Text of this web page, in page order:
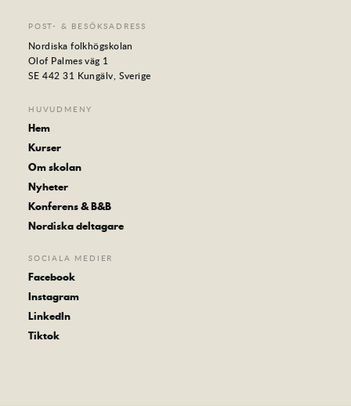
POST- & BESÖKSADRESS
Nordiska folkhögskolan
Olof Palmes väg 1
SE 442 31 Kungälv, Sverige
HUVUDMENY
Hem
Kurser
Om skolan
Nyheter
Konferens & B&B
Nordiska deltagare
SOCIALA MEDIER
Facebook
Instagram
LinkedIn
Tiktok